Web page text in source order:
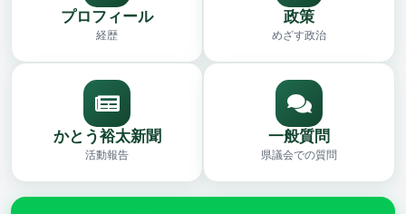
プロフィール
経歴
政策
めざす政治
かとう裕太新聞
活動報告
一般質問
県議会での質問